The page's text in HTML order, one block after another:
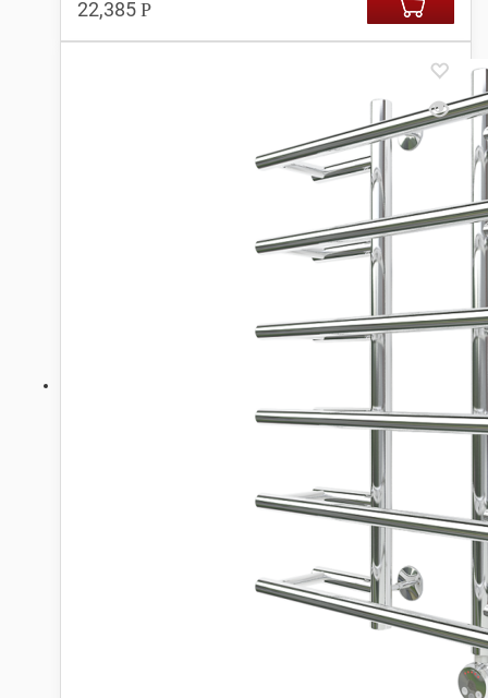
22,385 Р